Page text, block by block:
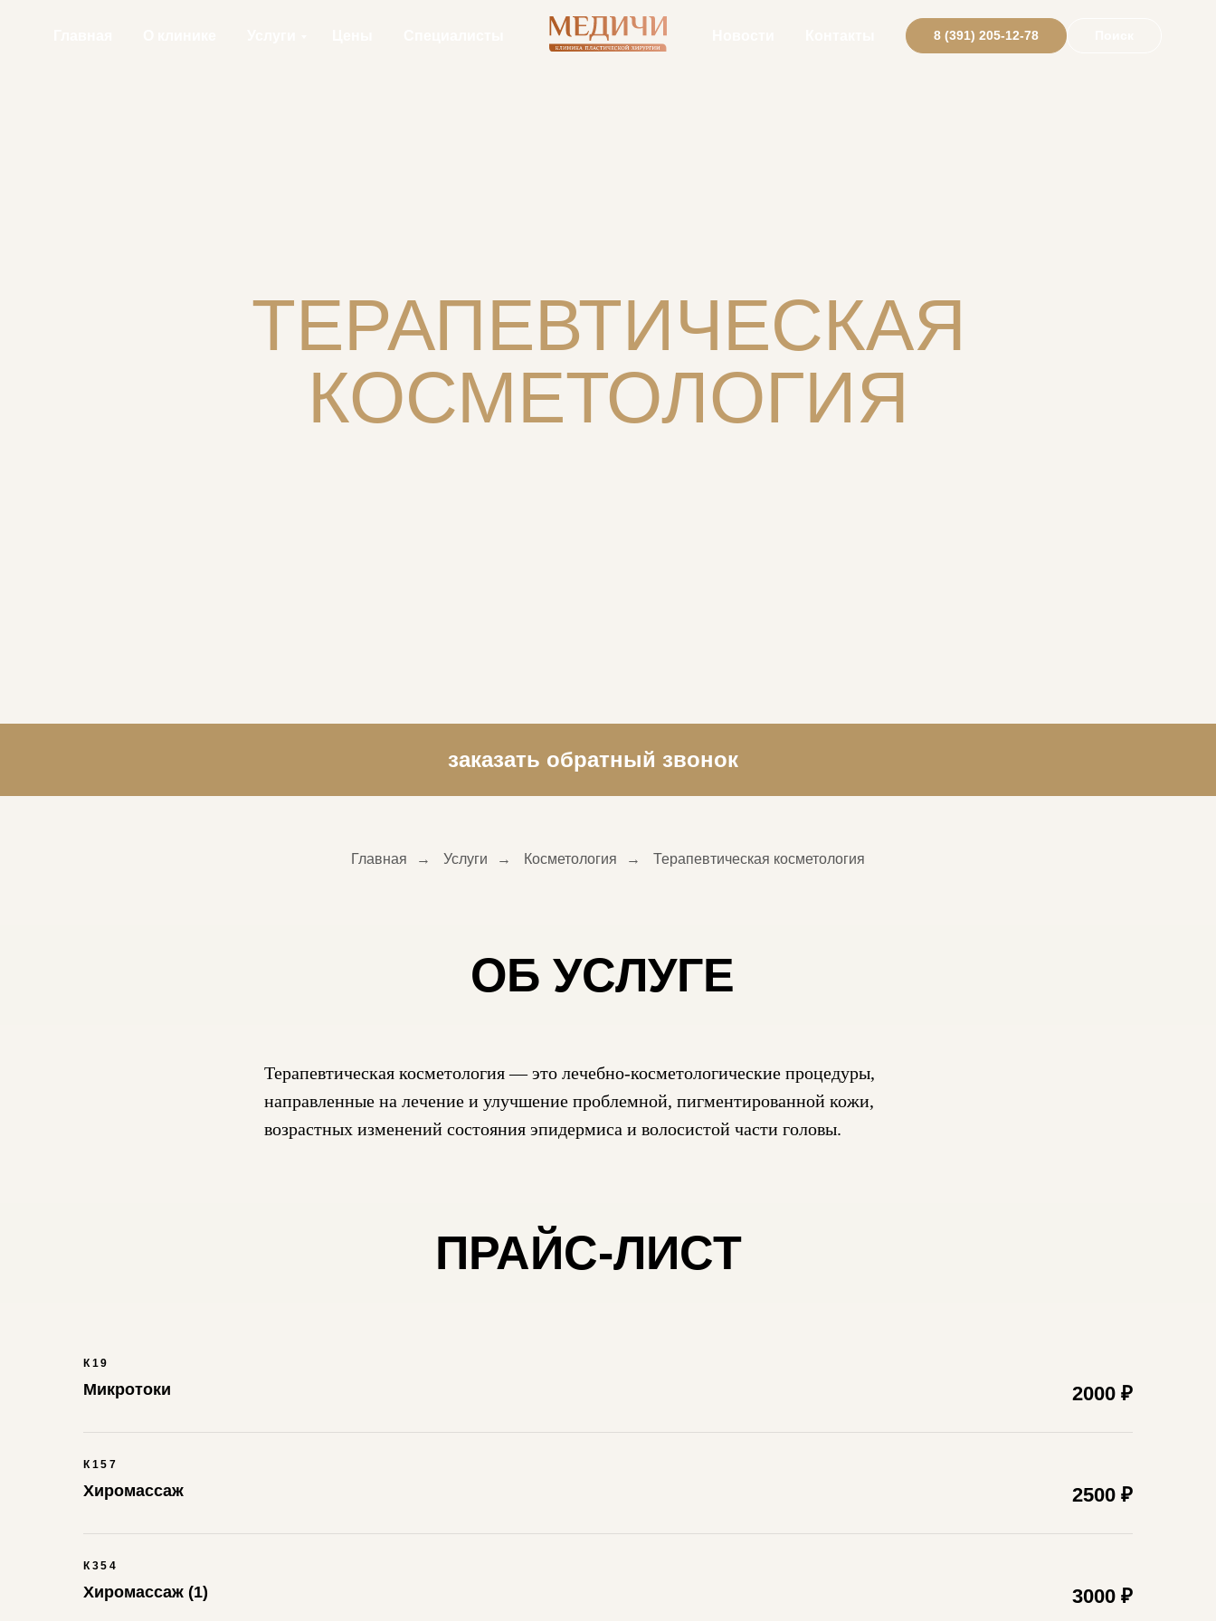
8 (391) 205-12-78
ТЕРАПЕВТИЧЕСКАЯ
КОСМЕТОЛОГИЯ
заказать обратный звонок
Главная → Услуги → Косметология → Терапевтическая косметология
ОБ УСЛУГЕ
Терапевтическая косметология — это лечебно-косметологические процедуры,
направленные на лечение и улучшение проблемной, пигментированной кожи,
возрастных изменений состояния эпидермиса и волосистой части головы.
ПРАЙС-ЛИСТ
К19
Микротоки 2000 ₽
К157
Хиромассаж 2500 ₽
К354
Хиромассаж (1) 3000 ₽